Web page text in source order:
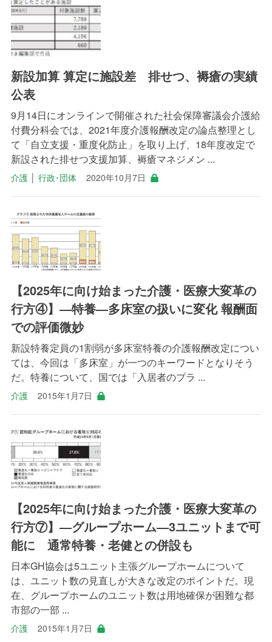
新設加算 算定に施設差 排せつ、褥瘡の実績
公表
9月14日にオンラインで開催された社会保障審議会介護給
付費分科会では、2021年度介護報酬改定の論点整理とし
て「自立支援・重度化防止」を取り上げ、18年度改定で
新設された排せつ支援加算、褥瘡マネジメン ...
介護│ 行政･団体 2020年10月7日
【2025年に向け始まった介護・医療大変革の
行方④】―特養―多床室の扱いに変化 報酬面
での評価微妙
新設特養定員の1割弱が多床室特養の介護報酬改定につい
ては、今回は「多床室」が一つのキーワードとなりそう
だ。特養について、国では「入居者のプラ ...
介護 2015年1月7日
【2025年に向け始まった介護・医療大変革の
行方⑦】―グループホーム―3ユニットまで可
能に 通常特養・老健との併設も
日本GH協会は5ユニット主張グループホームについて
は、ユニット数の見直しが大きな改定のポイントだ。現
在、グループホームのユニット数は用地確保が困難な都
市部の一部 ...
介護 2015年1月7日